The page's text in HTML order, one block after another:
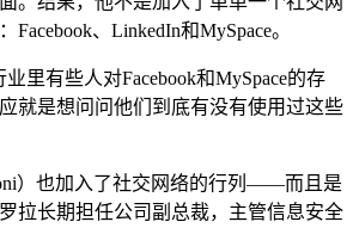
、LinkedIn和MySpace。
里有些人对Facebook和MySpace的存
就是想问问他们到底有没有使用过这些
）也加入了社交网络的行列——而且是
拉长期担任公司副总裁，主管信息安全